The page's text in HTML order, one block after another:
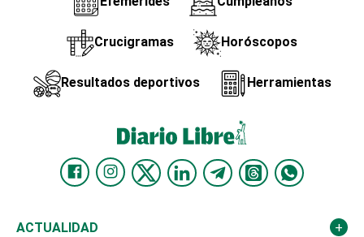
Crucigramas Horóscopos
Resultados deportivos Herramientas
ACTUALIDAD